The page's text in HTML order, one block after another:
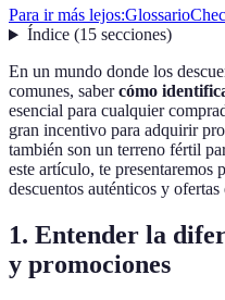
Para ir más lejos:Glossario
Índice(15 secciones)
En un mundo donde los
comunes, sabercómo
esencial para cualquier
gran incentivo para adquirir
también son un terreno fértil
este artículo, te presentaremos
descuentos auténticos y ofertas
1. Entender la
y promociones